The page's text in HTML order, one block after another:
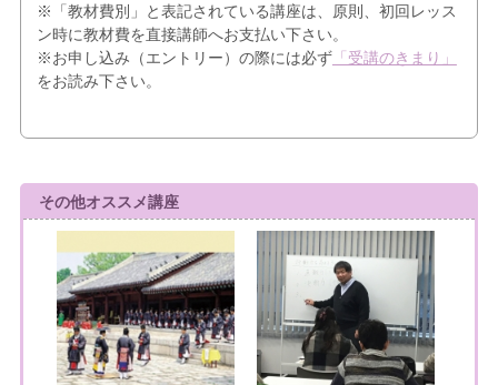
※「教材費別」と表記されている講座は、原則、初回レッス
ン時に教材費を直接講師へお支払い下さい。
※お申し込み（エントリー）の際には必ず「受講のきまり」
をお読み下さい。
その他オススメ講座